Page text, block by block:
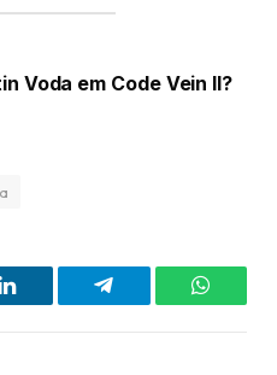
Voda em Code Vein II?
LinkedIn Telegram